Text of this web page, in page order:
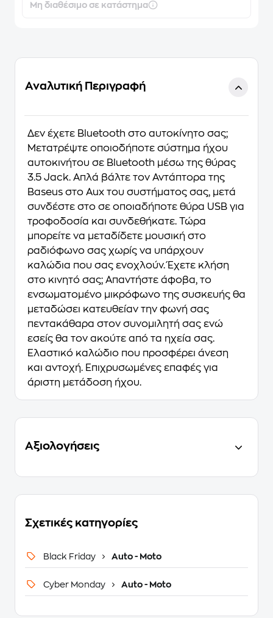
Μη διαθέσιμο σε κατάστημα
Αναλυτική Περιγραφή
Δεν έχετε Bluetooth στο αυτοκίνητο σας;
Μετατρέψτε οποιοδήποτε σύστημα ήχου
αυτοκινήτου σε Bluetooth μέσω της θύρας
3.5 Jack. Απλά βάλτε τον Αντάπτορα της
Baseus στο Aux του συστήματος σας, μετά
συνδέστε στο σε οποιαδήποτε θύρα USB για
τροφοδοσία και συνδεθήκατε. Τώρα
μπορείτε να μεταδίδετε μουσική στο
ραδιόφωνο σας χωρίς να υπάρχουν
καλώδια που σας ενοχλούν. Έχετε κλήση
στο κινητό σας; Απαντήστε άφοβα, το
ενσωματομένο μικρόφωνο της συσκευής θα
μεταδώσει κατευθείαν την φωνή σας
πεντακάθαρα στον συνομιλητή σας ενώ
εσείς θα τον ακούτε από τα ηχεία σας.
Ελαστικό καλώδιο που προσφέρει άνεση
και αντοχή. Επιχρυσωμένες επαφές για
άριστη μετάδοση ήχου.
Αξιολογήσεις
Σχετικές κατηγορίες
Black Friday Auto - Moto
Cyber Monday Auto - Moto